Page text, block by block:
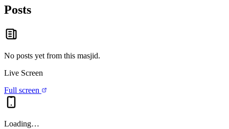
Posts
No posts yet from this masjid.
Live Screen
Full screen
Loading…